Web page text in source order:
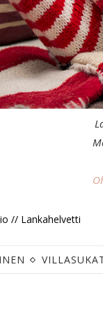
// Lankahelvetti